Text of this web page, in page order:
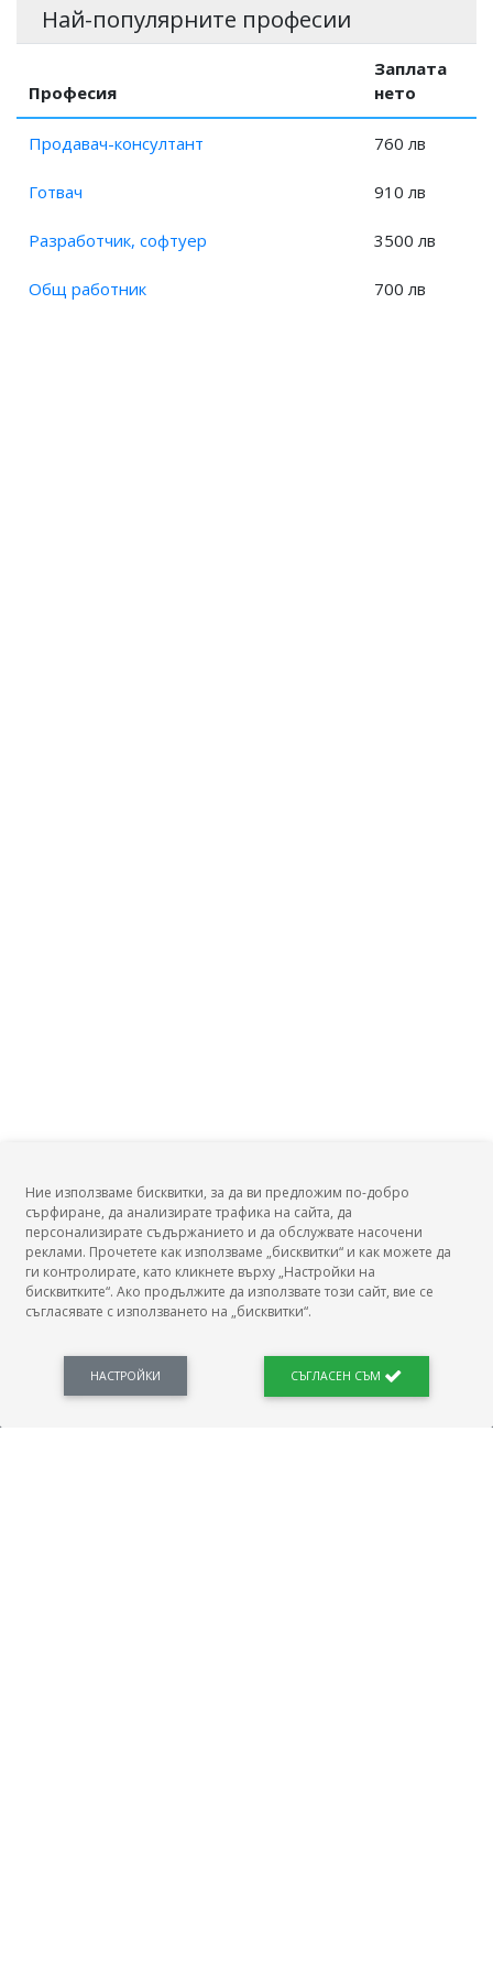
Заплата на Организатор аварии и застраховки?
Най-популярните професии
Професия
Заплата
нето
Продавач-консултант 760 лв
Готвач 910 лв
Разработчик, софтуер 3500 лв
Общ работник 700 лв
БГ Заплати
Новини, законови нормативи, кариерно ориентиране. Списък на всички
професии и трудови характеристики. Минимален облагаем доход. Калкулатор
Ние използваме бисквитки, за да ви предложим по-добро
сърфиране, да анализирате трафика на сайта, да
персонализирате съдържанието и да обслужвате насочени
реклами. Прочетете как използваме „бисквитки“ и как можете да
ги контролирате, като кликнете върху „Настройки на
бисквитките“. Ако продължите да използвате този сайт, вие се
съгласявате с използването на „бисквитки“.
НАСТРОЙКИ СЪГЛАСЕН СЪМ